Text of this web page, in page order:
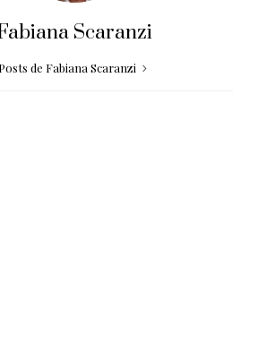
Scaranzi
Posts de Fabiana Scaranzi